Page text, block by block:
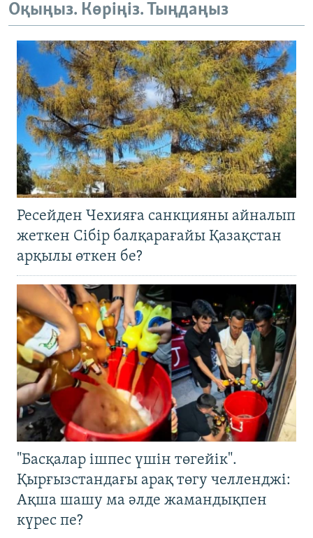
Оқыңыз. Көріңіз. Тыңдаңыз
Ресейден Чехияға санкцияны айналып
жеткен Сібір балқарағайы Қазақстан
арқылы өткен бе?
"Басқалар ішпес үшін төгейік".
Қырғызстандағы арақ төгу челленджі:
Ақша шашу ма әлде жамандықпен
күрес пе?